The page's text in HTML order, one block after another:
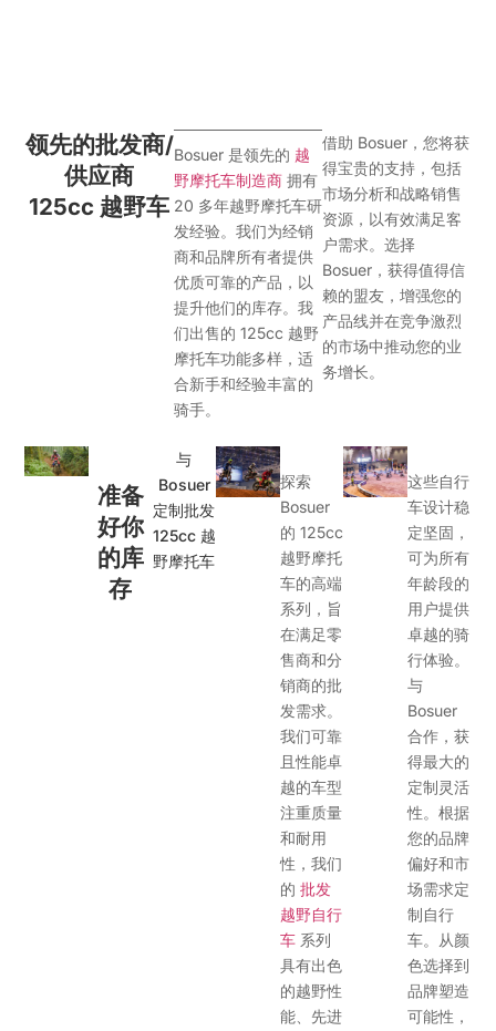
领先的批发商/
供应商
125cc 越野车
Bosuer 是领先的 越
野摩托车制造商拥有
20 多年越野摩托车研
发经验。我们为经销
商和品牌所有者提供
优质可靠的产品，以
提升他们的库存。我
们出售的 125cc 越野
摩托车功能多样，适
合新手和经验丰富的
骑手。
借助 Bosuer，您将获
得宝贵的支持，包括
市场分析和战略销售
资源，以有效满足客
户需求。选择
Bosuer，获得值得信
赖的盟友，增强您的
产品线并在竞争激烈
的市场中推动您的业
务增长。
准备
好你
的库
存
与
Bosuer
定制批发
125cc 越
野摩托车
探索
Bosuer
的 125cc
越野摩托
车的高端
系列，旨
在满足零
售商和分
销商的批
发需求。
我们可靠
且性能卓
越的车型
注重质量
和耐用
性，我们
的 批发
越野自行
车系列
具有出色
的越野性
能、先进
这些自行
车设计稳
定坚固，
可为所有
年龄段的
用户提供
卓越的骑
行体验。
与
Bosuer
合作，获
得最大的
定制灵活
性。根据
您的品牌
偏好和市
场需求定
制自行
车。从颜
色选择到
品牌塑造
可能性，